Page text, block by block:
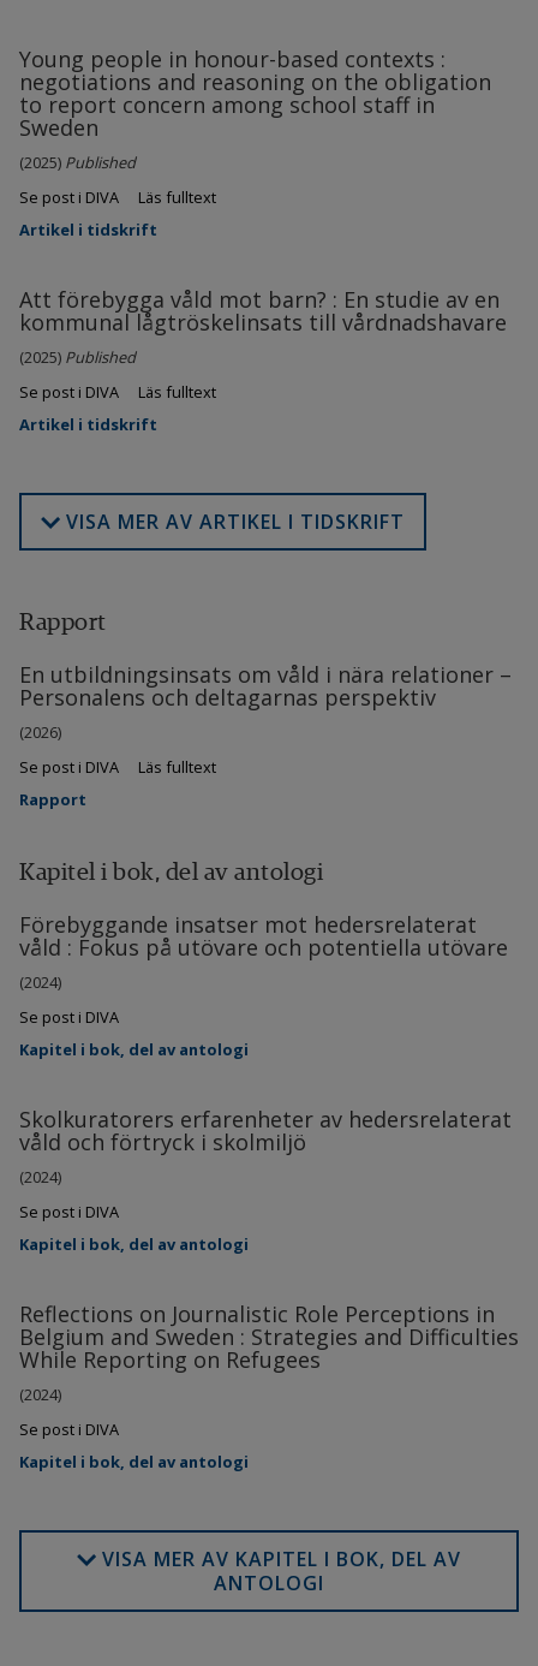
Young people in honour-based contexts :
negotiations and reasoning on the obligation
to report concern among school staff in
Sweden
(2025) Published
Se post i DIVA
Läs fulltext
Artikel i tidskrift
Att förebygga våld mot barn? : En studie av en
kommunal lågtröskelinsats till vårdnadshavare
(2025) Published
Se post i DIVA
Läs fulltext
Artikel i tidskrift
VISA MER AV ARTIKEL I TIDSKRIFT
Rapport
En utbildningsinsats om våld i nära relationer –
Personalens och deltagarnas perspektiv
(2026)
Se post i DIVA
Läs fulltext
Rapport
Kapitel i bok, del av antologi
Förebyggande insatser mot hedersrelaterat
våld : Fokus på utövare och potentiella utövare
(2024)
Se post i DIVA
Kapitel i bok, del av antologi
Skolkuratorers erfarenheter av hedersrelaterat
våld och förtryck i skolmiljö
(2024)
Se post i DIVA
Kapitel i bok, del av antologi
Reflections on Journalistic Role Perceptions in
Belgium and Sweden : Strategies and Difficulties
While Reporting on Refugees
(2024)
Se post i DIVA
Kapitel i bok, del av antologi
VISA MER AV KAPITEL I BOK, DEL AV
ANTOLOGI